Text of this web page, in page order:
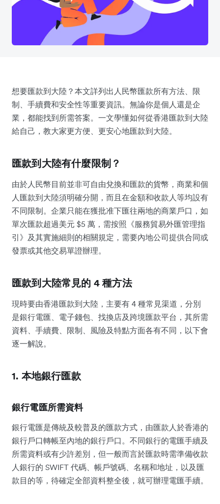
想要匯款到大陸？本文詳列出人民幣匯款所有方法、限
制、手續費和安全性等重要資訊。無論你是個人還是企
業，都能找到所需答案。一文學懂如何從香港匯款到大陸
給自己，教大家更方便、更安心地匯款到大陸。
匯款到大陸有什麼限制？
由於人民幣目前並非可自由兌換和匯款的貨幣，商業和個
人匯款到大陸須明確分開，而且在金額和收款人等均設有
不同限制。企業只能在獲批准下匯往兩地的商業戶口，如
單次匯款超過美元 $5 萬，需按照《服務貿易外匯管理指
引》及其實施細則的相關規定，需要內地公司提供合同或
發票或其他交易單證辦理。
匯款到大陸常見的 4 種方法
現時要由香港匯款到大陸，主要有 4 種常見渠道，分別
是銀行電匯、電子錢包、找換店及跨境匯款平台，其所需
資料、手續費、限制、風險及特點方面各有不同，以下會
逐一解說。
1. 本地銀行匯款
銀行電匯所需資料
銀行電匯是傳統及較普及的匯款方式，由匯款人於香港的
銀行戶口轉帳至內地的銀行戶口。不同銀行的電匯手續及
所需資料或有少許差別，但一般而言於匯款時需準備收款
人銀行的 SWIFT 代碼、帳戶號碼、名稱和地址，以及匯
款目的等，待確定全部資料整全後，就可辦理電匯手續。